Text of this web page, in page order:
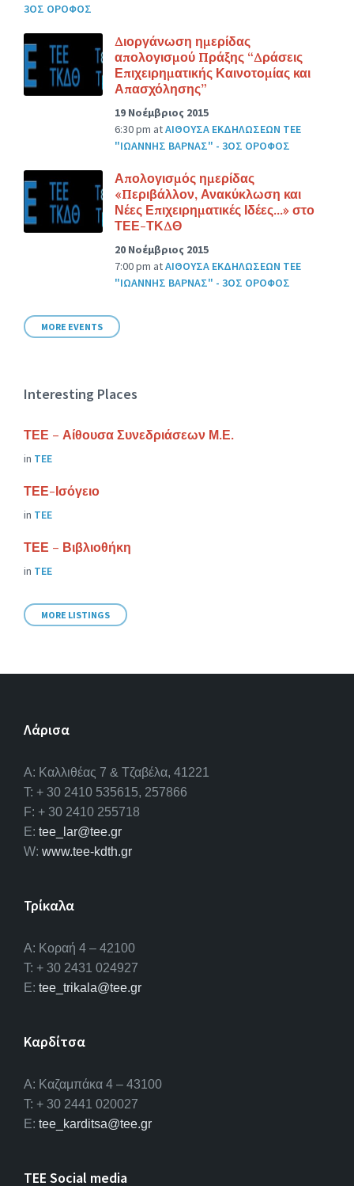
3ΟΣ ΟΡΟΦΟΣ
Διοργάνωση ημερίδας
απολογισμού Πράξης “Δράσεις
Επιχειρηματικής Καινοτομίας και
Απασχόλησης”
19 Νοέμβριος 2015
6:30 pm atΑΙΘΟΥΣΑ ΕΚΔΗΛΩΣΕΩΝ ΤΕΕ
"ΙΩΑΝΝΗΣ ΒΑΡΝΑΣ" - 3ΟΣ ΟΡΟΦΟΣ
Απολογισμός ημερίδας
«Περιβάλλον, Ανακύκλωση και
Νέες Επιχειρηματικές Ιδέες…» στο
ΤΕΕ-ΤΚΔΘ
20 Νοέμβριος 2015
7:00 pm atΑΙΘΟΥΣΑ ΕΚΔΗΛΩΣΕΩΝ ΤΕΕ
"ΙΩΑΝΝΗΣ ΒΑΡΝΑΣ" - 3ΟΣ ΟΡΟΦΟΣ
MORE EVENTS
Interesting Places
ΤΕΕ – Αίθουσα Συνεδριάσεων Μ.Ε.
in ΤΕΕ
ΤΕΕ-Ισόγειο
in ΤΕΕ
ΤΕΕ – Βιβλιοθήκη
in ΤΕΕ
MORE LISTINGS
Λάρισα
A: Καλλιθέας 7 & Τζαβέλα, 41221
T: + 30 2410 535615, 257866
F: + 30 2410 255718
E: tee_lar@tee.gr
W: www.tee-kdth.gr
Τρίκαλα
Α: Κοραή 4 – 42100
T: + 30 2431 024927
E: tee_trikala@tee.gr
Καρδίτσα
Α: Καζαμπάκα 4 – 43100
T: + 30 2441 020027
E: tee_karditsa@tee.gr
TEE Social media